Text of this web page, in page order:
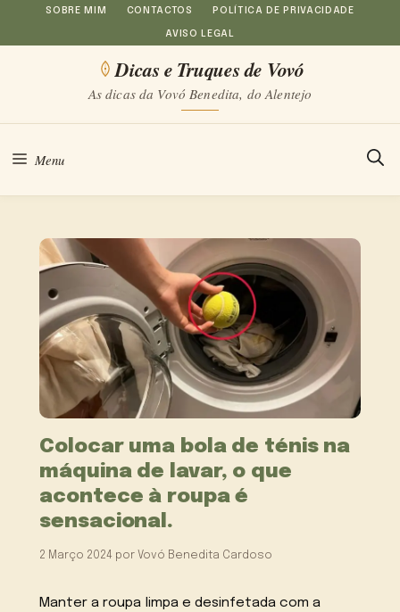
Saltar
para
conteúdo
SOBRE MIM CONTACTOS POLÍTICA DE PRIVACIDADE
AVISO LEGAL
Dicas e Truques de Vovó
As dicas da Vovó Benedita, do Alentejo
Menu
Colocar uma bola de ténis na
máquina de lavar, o que
acontece à roupa é
sensacional.
2 Março 2024 por Vovó Benedita Cardoso
Manter a roupa limpa e desinfetada com a